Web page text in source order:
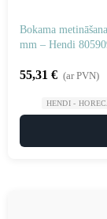
Bokama
mm – Hendi
55,31 € (ar PVN)
HENDI -